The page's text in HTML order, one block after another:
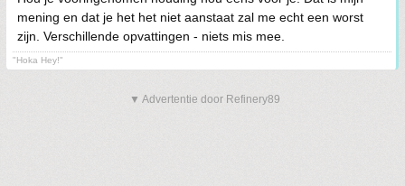
mening en dat je het het niet aanstaat zal me echt een worst
zijn. Verschillende opvattingen - niets mis mee.
"Hoka Hey!"
▼ Advertentie door Refinery89